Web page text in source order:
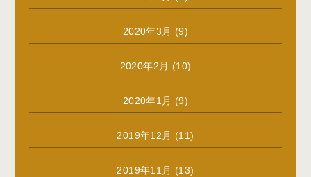
2020年3月 (9)
2020年2月 (10)
2020年1月 (9)
2019年12月 (11)
2019年11月 (13)